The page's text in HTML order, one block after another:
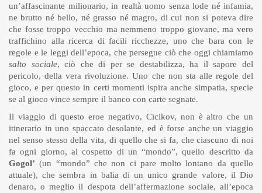
un’affascinante milionario, in realtà uomo senza lode né infamia,
ne brutto né bello, né grasso né magro, di cui non si poteva dire
che fosse troppo vecchio ma nemmeno troppo giovane, ma vero
traffichino alla ricerca di facili ricchezze, uno che bara con le
regole e le leggi dell’epoca, che persegue ciò che oggi chiamiamo
salto sociale, ciò che di per se destabilizza, ha il sapore del
pericolo, della vera rivoluzione. Uno che non sta alle regole del
gioco, e per questo in certi momenti ispira anche simpatia, specie
se al gioco vince sempre il banco con carte segnate.
Il viaggio di questo eroe negativo, Cicikov, non è altro che un
itinerario in uno spaccato desolante, ed è forse anche un viaggio
nel senso stesso della vita, di quello che si fa, che ciascuno di noi
fa ogni giorno, al cospetto di un “mondo”, quello descritto da
Gogol’ (un “mondo” che non ci pare molto lontano da quello
attuale), che sembra in balia di un unico grande valore, il Dio
denaro, o meglio il despota dell’affermazione sociale, all’epoca